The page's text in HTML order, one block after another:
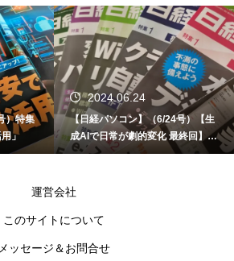
2024.06.24
【日経パソコン】（6/24号）【生
成AIで日常が劇的変化 最終回】 A
I時代のアプリケーション／サービ
【書籍
ど！
運営会社
このサイトについて
メッセージ＆お問合せ